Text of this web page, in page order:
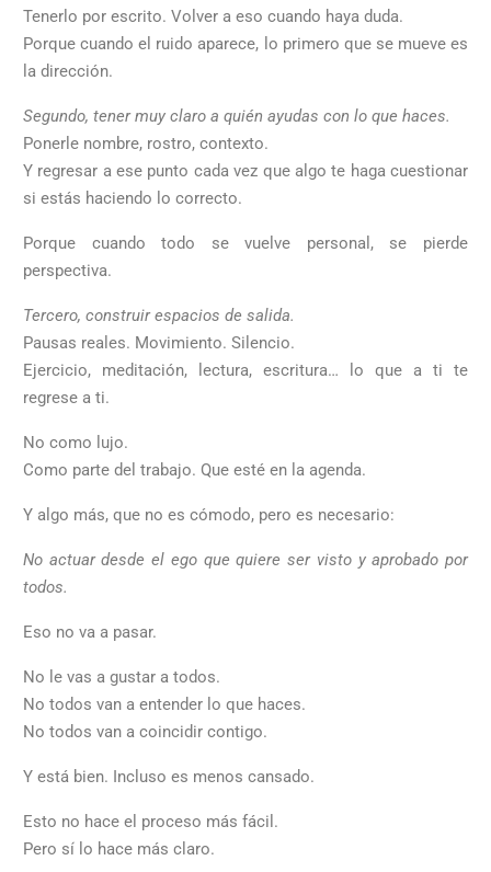
Tenerlo por escrito. Volver a eso cuando haya duda.
Porque cuando el ruido aparece, lo primero que se mueve es
la dirección.
Segundo, tener muy claro a quién ayudas con lo que haces.
Ponerle nombre, rostro, contexto.
Y regresar a ese punto cada vez que algo te haga cuestionar
si estás haciendo lo correcto.
Porque cuando todo se vuelve personal, se pierde
perspectiva.
Tercero, construir espacios de salida.
Pausas reales. Movimiento. Silencio.
Ejercicio, meditación, lectura, escritura… lo que a ti te
regrese a ti.
No como lujo.
Como parte del trabajo. Que esté en la agenda.
Y algo más, que no es cómodo, pero es necesario:
No actuar desde el ego que quiere ser visto y aprobado por
todos.
Eso no va a pasar.
No le vas a gustar a todos.
No todos van a entender lo que haces.
No todos van a coincidir contigo.
Y está bien. Incluso es menos cansado.
Esto no hace el proceso más fácil.
Pero sí lo hace más claro.